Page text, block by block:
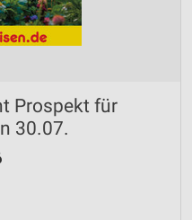
Prospekt für
30.07.